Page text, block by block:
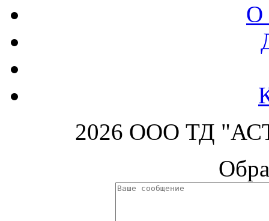
О
2026 ООО ТД